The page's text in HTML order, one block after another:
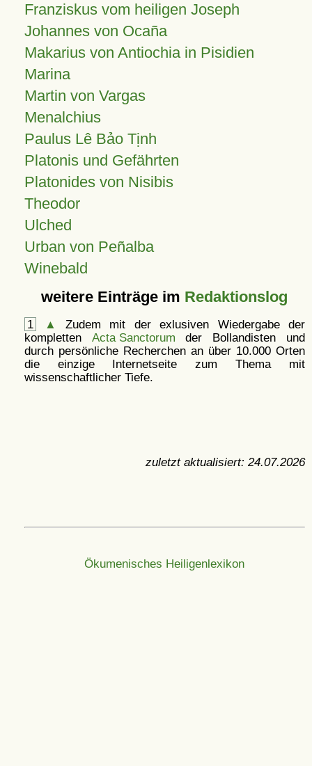
Franziskus vom heiligen Joseph
Johannes von Ocaña
Makarius von Antiochia in Pisidien
Marina
Martin von Vargas
Menalchius
Paulus Lê Bảo Tịnh
Platonis und Gefährten
Platonides von Nisibis
Theodor
Ulched
Urban von Peñalba
Winebald
weitere Einträge im Redaktionslog
1 ▲
Zudem mit der exlusiven Wiedergabe der
kompletten Acta Sanctorum der Bollandisten und
durch persönliche Recherchen an über 10.000 Orten
die einzige Internetseite zum Thema mit
wissenschaftlicher Tiefe.
zuletzt aktualisiert: 24.07.2026
Ökumenisches Heiligenlexikon